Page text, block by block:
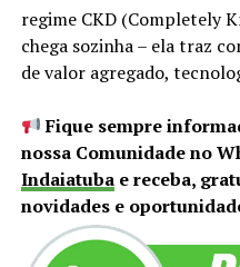
regime CKD (Completely
chega sozinha – ela traz
de valor agregado,
Fique sempre
nossa Comunidade no
Indaiatubae receba,
novidades e